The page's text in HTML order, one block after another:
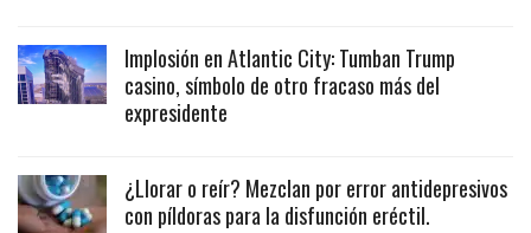
Implosión en Atlantic City: Tumban Trump
casino, símbolo de otro fracaso más del
expresidente
¿Llorar o reír? Mezclan por error antidepresivos
con píldoras para la disfunción eréctil.